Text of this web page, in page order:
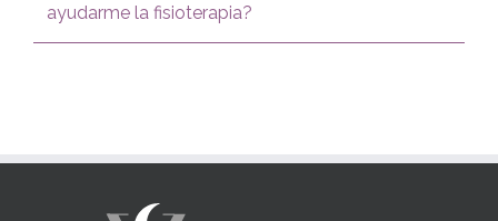
ayudarme la fisioterapia?